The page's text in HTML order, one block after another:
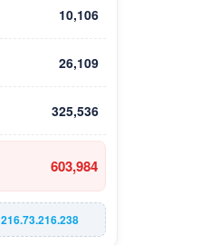
10,106
26,109
325,536
603,984
216.73.216.238